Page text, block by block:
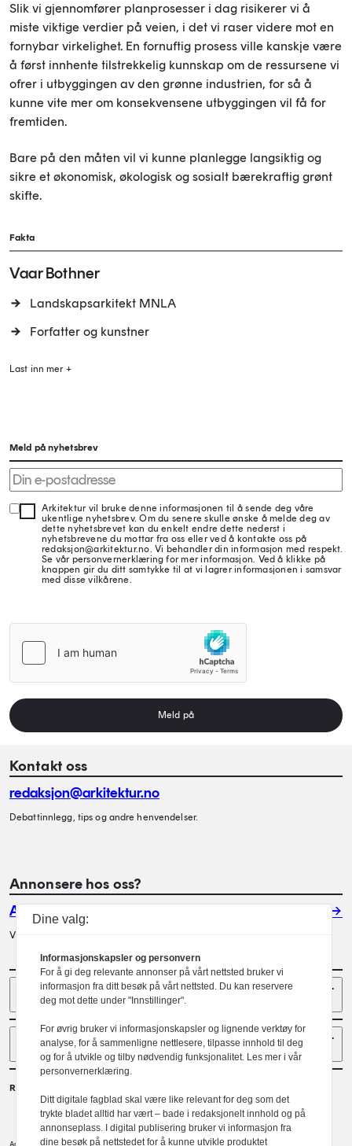
Slik vi gjennomfører planprosesser i dag risikerer vi å
miste viktige verdier på veien, i det vi raser videre mot en
fornybar virkelighet. En fornuftig prosess ville kanskje være
å først innhente tilstrekkelig kunnskap om de ressursene vi
ofrer i utbyggingen av den grønne industrien, for så å
kunne vite mer om konsekvensene utbyggingen vil få for
fremtiden.
Bare på den måten vil vi kunne planlegge langsiktig og
sikre et økonomisk, økologisk og sosialt bærekraftig grønt
skifte.
Fakta
Vaar Bothner
Landskapsarkitekt MNLA
Forfatter og kunstner
Last inn mer +
Meld på nyhetsbrev
Arkitektur vil bruke denne informasjonen til å sende deg våre
ukentlige nyhetsbrev. Om du senere skulle ønske å melde deg av
dette nyhetsbrevet kan du enkelt endre dette nederst i
nyhetsbrevene du mottar fra oss eller ved å kontakte oss på
redaksjon@arkitektur.no. Vi behandler din informasjon med respekt.
Se vår personvernerklæring for mer informasjon. Ved å klikke på
knappen gir du ditt samtykke til at vi lagrer informasjonen i samsvar
med disse vilkårene.
Meld på
Kontakt oss
redaksjon@arkitektur.no
Debattinnlegg, tips og andre henvendelser.
Annonsere hos oss?
Annonser
Vil du annonsere i Arkitektur? Les mer her.
Sider
Følg oss
Redaktør
Gaute Brochmann
Arkitektur er et tidsskrift utgitt avNorske arkitekters landsforbund.
Dine valg:
Informasjonskapsler og personvern
For å gi deg relevante annonser på vårt nettsted bruker vi
informasjon fra ditt besøk på vårt nettsted. Du kan reservere
deg mot dette under "Innstillinger".
For øvrig bruker vi informasjonskapsler og lignende verktøy for
analyse, for å sammenligne nettlesere, tilpasse innhold til deg
og for å utvikle og tilby nødvendig funksjonalitet. Les mer i vår
personvernerklæring.
Ditt digitale fagblad skal være like relevant for deg som det
trykte bladet alltid har vært – bade i redaksjonelt innhold og på
annonseplass. I digital publisering bruker vi informasjon fra
dine besøk på nettstedet for å kunne utvikle produktet